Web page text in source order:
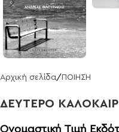
Αρχική σελίδα /ΠΟΙΗΣΗ
ΔΕΥΤΕΡΟ
Ονομαστική Τιμή